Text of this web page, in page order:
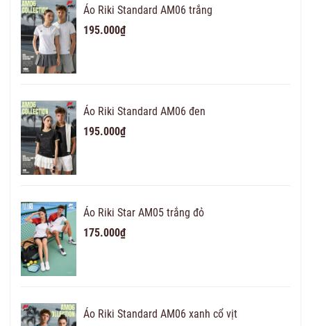
Áo Riki Standard AM06 trắng
195.000₫
Áo Riki Standard AM06 đen
195.000₫
Áo Riki Star AM05 trắng đỏ
175.000₫
Áo Riki Standard AM06 xanh cổ vịt